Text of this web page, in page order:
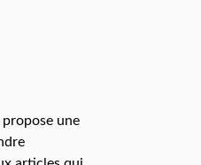
une